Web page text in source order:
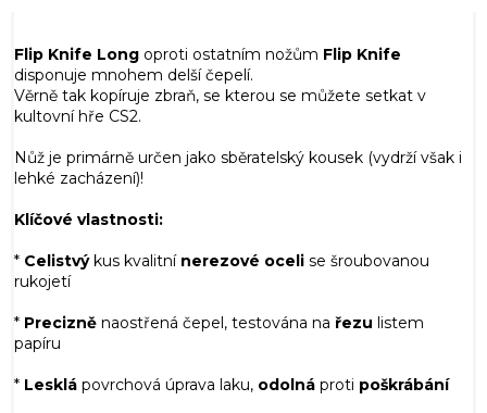
Flip Knife Long oproti ostatním nožům Flip Knife
disponuje mnohem delší čepelí.
Věrně tak kopíruje zbraň, se kterou se můžete setkat v
kultovní hře CS2.
Nůž je primárně určen jako sběratelský kousek (vydrží však i
lehké zacházení)!
Klíčové vlastnosti:
* Celistvýkus kvalitní nerezové oceli se šroubovanou
rukojetí
* Precizně naostřená čepel, testována na řezu listem
papíru
* Lesklá povrchová úprava laku, odolná proti poškrábání